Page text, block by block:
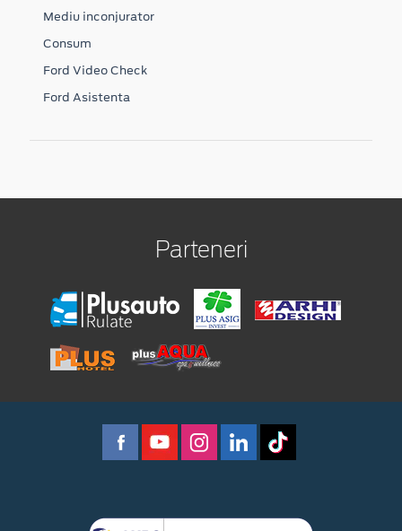
Mediu inconjurator
Consum
Ford Video Check
Ford Asistenta
Parteneri